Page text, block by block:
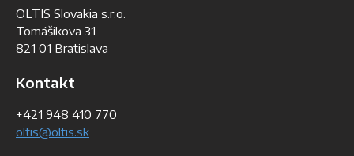
OLTIS Slovakia s.r.o.
Tomášikova 31
821 01 Bratislava
Kontakt
+421 948 410 770
oltis@oltis.sk